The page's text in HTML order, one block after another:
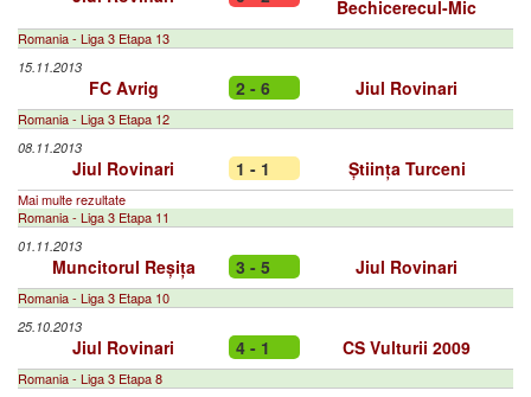
Bechicerecul-Mic
Romania - Liga 3 Etapa 13
15.11.2013
FC Avrig 2 - 6 Jiul Rovinari
Romania - Liga 3 Etapa 12
08.11.2013
Jiul Rovinari 1 - 1 Știința Turceni
Mai multe rezultate
Romania - Liga 3 Etapa 11
01.11.2013
Muncitorul Reșița 3 - 5 Jiul Rovinari
Romania - Liga 3 Etapa 10
25.10.2013
Jiul Rovinari 4 - 1 CS Vulturii 2009
Romania - Liga 3 Etapa 8